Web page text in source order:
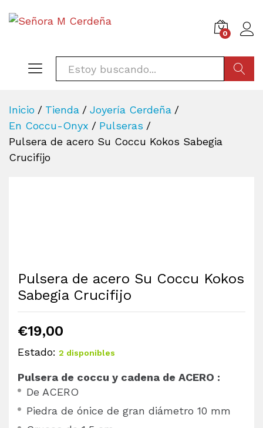
0
Inicio / Tienda / Joyería Cerdeña /
En Coccu-Onyx / Pulseras /
Pulsera de acero Su Coccu Kokos Sabegia
Crucifijo
Pulsera de acero Su Coccu Kokos
Sabegia Crucifijo
€19,00
Estado: 2 disponibles
Pulsera de coccu y cadena de ACERO :
De ACERO
Piedra de ónice de gran diámetro 10 mm